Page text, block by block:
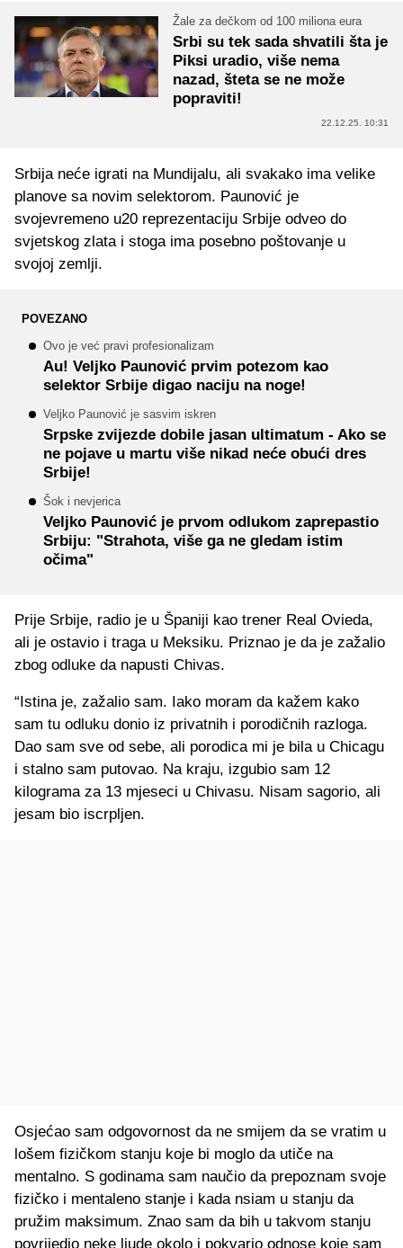
Žale za dečkom od 100 miliona eura
Srbi su tek sada shvatili šta je
Piksi uradio, više nema
nazad, šteta se ne može
popraviti!
22.12.25. 10:31
Srbija neće igrati na Mundijalu, ali svakako ima velike
planove sa novim selektorom. Paunović je
svojevremeno u20 reprezentaciju Srbije odveo do
svjetskog zlata i stoga ima posebno poštovanje u
svojoj zemlji.
POVEZANO
Ovo je već pravi profesionalizam
Au! Veljko Paunović prvim potezom kao
selektor Srbije digao naciju na noge!
Veljko Paunović je sasvim iskren
Srpske zvijezde dobile jasan ultimatum - Ako se
ne pojave u martu više nikad neće obući dres
Srbije!
Šok i nevjerica
Veljko Paunović je prvom odlukom zaprepastio
Srbiju: "Strahota, više ga ne gledam istim
očima"
Prije Srbije, radio je u Španiji kao trener Real Ovieda,
ali je ostavio i traga u Meksiku. Priznao je da je zažalio
zbog odluke da napusti Chivas.
“Istina je, zažalio sam. Iako moram da kažem kako
sam tu odluku donio iz privatnih i porodičnih razloga.
Dao sam sve od sebe, ali porodica mi je bila u Chicagu
i stalno sam putovao. Na kraju, izgubio sam 12
kilograma za 13 mjeseci u Chivasu. Nisam sagorio, ali
jesam bio iscrpljen.
Osjećao sam odgovornost da ne smijem da se vratim u
lošem fizičkom stanju koje bi moglo da utiče na
mentalno. S godinama sam naučio da prepoznam svoje
fizičko i mentaleno stanje i kada nsiam u stanju da
pružim maksimum. Znao sam da bih u takvom stanju
povrijedio neke ljude okolo i pokvario odnose koje sam